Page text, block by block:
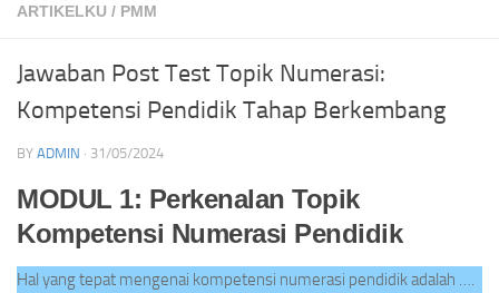
ARTIKELKU / PMM
Jawaban Post Test Topik Numerasi:
Kompetensi Pendidik Tahap Berkembang
BY ADMIN · 31/05/2024
MODUL 1: Perkenalan Topik
Kompetensi Numerasi Pendidik
Hal yang tepat mengenai kompetensi numerasi pendidik adalah ….